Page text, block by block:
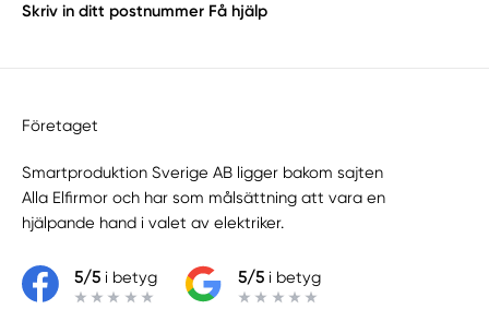
Skriv in ditt postnummer Få hjälp
Företaget
Smartproduktion Sverige AB ligger bakom sajten
Alla Elfirmor och har som målsättning att vara en
hjälpande hand i valet av elektriker.
5/5i betyg 5/5i betyg